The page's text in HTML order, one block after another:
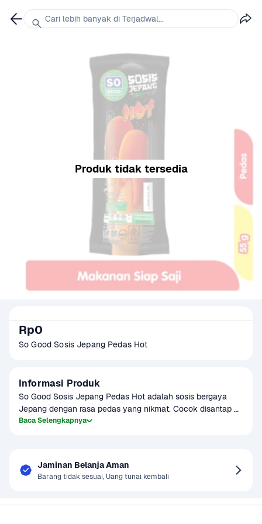
Produk tidak tersedia
Rp0
So Good Sosis Jepang Pedas Hot
Informasi Produk
So Good Sosis Jepang Pedas Hot adalah sosis bergaya
Jepang dengan rasa pedas yang nikmat. Cocok disantap
sebagai camilan atau lauk tambahan. Tekstur juicy dan
Baca Selengkapnya
Jaminan Belanja Aman
Barang tidak sesuai, Uang tunai kembali
Cari lebih banyak di Terjadwal...